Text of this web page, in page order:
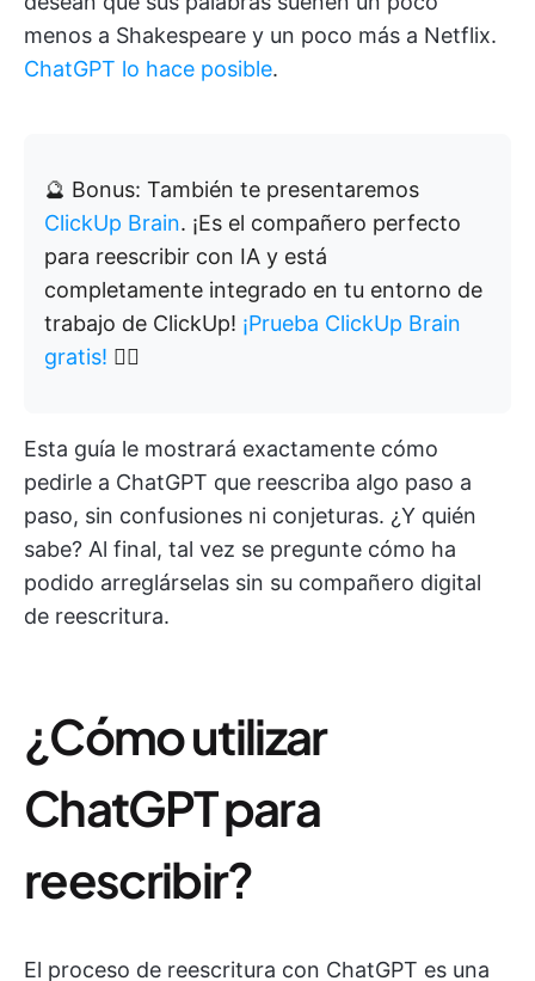
menos a Shakespeare y un poco más a Netflix.
ChatGPT lo hace posible.
🔮 Bonus: También te presentaremos
ClickUp Brain. ¡Es el compañero perfecto
para reescribir con IA y está
completamente integrado en tu entorno de
trabajo de ClickUp! ¡Prueba ClickUp Brain
gratis! ✍🏼
Esta guía le mostrará exactamente cómo
pedirle a ChatGPT que reescriba algo paso a
paso, sin confusiones ni conjeturas. ¿Y quién
sabe? Al final, tal vez se pregunte cómo ha
podido arreglárselas sin su compañero digital
de reescritura.
¿Cómo utilizar
ChatGPT para
reescribir?
El proceso de reescritura con ChatGPT es una